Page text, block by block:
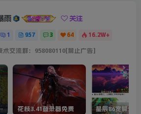
雨 关注
1 957 3 64 16.2W+
术交流群：958080110[禁止广告]
全套文件 花枝3.41登录器免费 星辰86宽屏全套